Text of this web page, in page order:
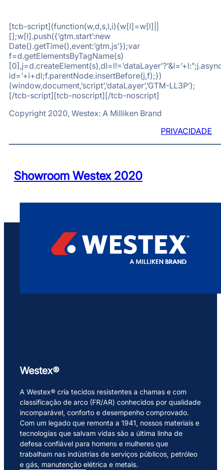
[tcb-script](function(w,d,s,l,i){w[l]=w[l]||
[];w[l].push({‘gtm.start’:new
Date().getTime(),event:’gtm.js’});var
f=d.getElementsByTagName(s)
id=’+i+dl;f.parentNode.insertBefore(j,f);})
(window,document,’script’,’dataLayer’,’GTM-LL3P’);
[/tcb-script][tcb-noscript][/tcb-noscript]
Copyright 2020, Westex: A Milliken Brand
PRIVACIDADE
Showroom Westex 2020
Westex®
A Westex® cria tecidos resistentes a chamas e com
classificação de arco (FR/AR) conhecidos por qualidade
incomparável, conforto e desempenho comprovado.
Com um legado que remonta a 1941, nossos materiais e
tecnologias que salvam vidas são a última linha de
defesa confiável para homens e mulheres que
trabalham nas indústrias de serviços públicos, petróleo
e gás, manutenção elétrica e metais.